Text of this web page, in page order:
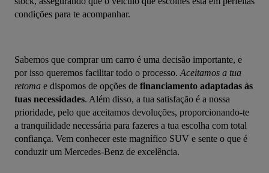
condições para te acompanhar.
Sabemos que comprar um carro é uma decisão importante, e
por isso queremos facilitar todo o processo. Aceitamos a tua
retoma e dispomos de opções de financiamento adaptadas às
tuas necessidades. Além disso, a tua satisfação é a nossa
prioridade, pelo que aceitamos devoluções, proporcionando-te
a tranquilidade necessária para fazeres a tua escolha com total
confiança. Vem conhecer este magnífico SUV e sente o que é
conduzir um Mercedes-Benz de excelência.